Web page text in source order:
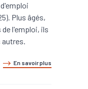
Plus âgés,
l'emploi, ils
autres.
En savoir plus